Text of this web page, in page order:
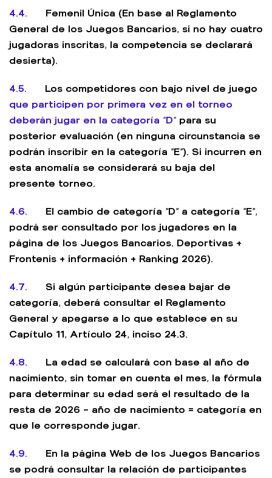
4.4. Femenil Única (En base al Reglamento
General de los Juegos Bancarios, si no hay cuatro
jugadoras inscritas, la competencia se declarará
desierta).
4.5. Los competidores con bajo nivel de juego
que participen por primera vez en el torneo
deberán jugar en la categoría “D” para su
posterior evaluación (en ninguna circunstancia se
podrán inscribir en la categoría “E”). Si incurren en
esta anomalía se considerará su baja del
presente torneo.
4.6. El cambio de categoría “D” a categoría “E”,
podrá ser consultado por los jugadores en la
página de los Juegos Bancarios. Deportivas +
Frontenis + información + Ranking 2026).
4.7. Si algún participante desea bajar de
categoría, deberá consultar el Reglamento
General y apegarse a lo que establece en su
Capítulo 11, Artículo 24, inciso 24.3.
4.8. La edad se calculará con base al año de
nacimiento, sin tomar en cuenta el mes, la fórmula
para determinar su edad será el resultado de la
resta de 2026 – año de nacimiento = categoría en
que le corresponde jugar.
4.9. En la página Web de los Juegos Bancarios
se podrá consultar la relación de participantes